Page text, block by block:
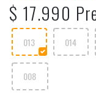
$ 17.990
013 014
008